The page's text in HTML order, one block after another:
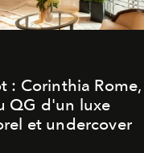
: Corinthia Rome,
QG d'un luxe
et undercover